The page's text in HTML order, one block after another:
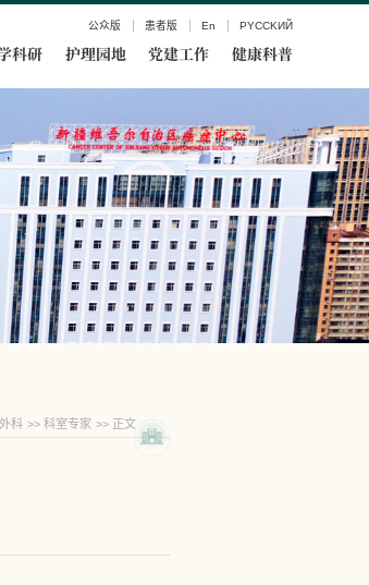
公众版 患者版 En PYCCKИЙ
科研 护理园地 党建工作 健康科普
科 >> 科室专家 >> 正文